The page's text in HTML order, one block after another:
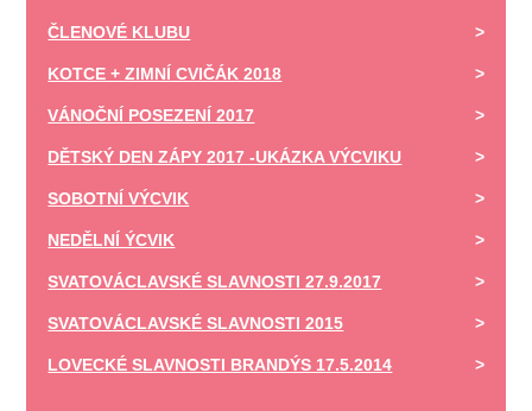
ČLENOVÉ KLUBU
KOTCE + ZIMNÍ CVIČÁK 2018
VÁNOČNÍ POSEZENÍ 2017
DĚTSKÝ DEN ZÁPY 2017 -UKÁZKA VÝCVIKU
SOBOTNÍ VÝCVIK
NEDĚLNÍ ÝCVIK
SVATOVÁCLAVSKÉ SLAVNOSTI 27.9.2017
SVATOVÁCLAVSKÉ SLAVNOSTI 2015
LOVECKÉ SLAVNOSTI BRANDÝS 17.5.2014